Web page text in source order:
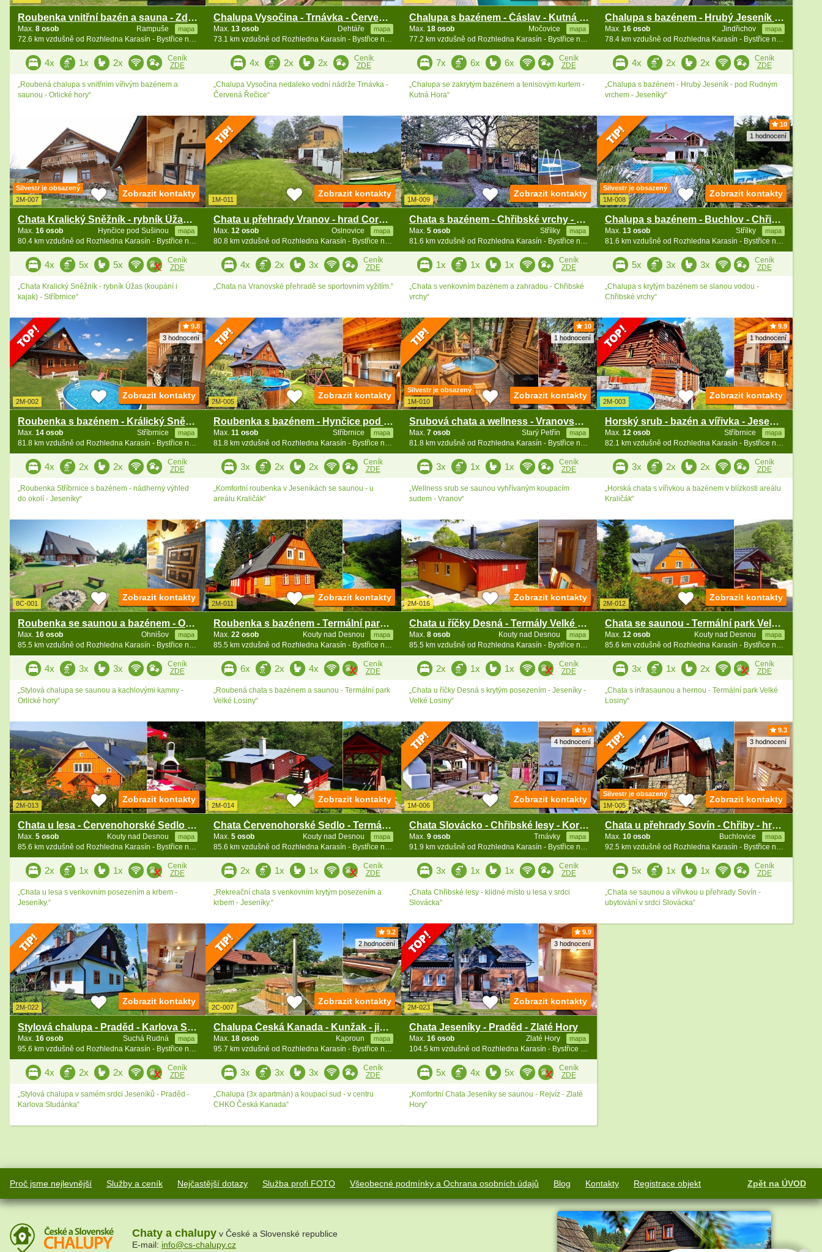
Roubenka vnitřní bazén a sauna - Zdobnice
Rampuše mapa
Max. 8 osob
72.6 km vzdušně od Rozhledna Karasín - Bystřice n. Pernšt.
4x 1x 2x
Ceník
ZDE
„Roubená chalupa s vnitřním vířivým bazénem a
saunou - Orlické hory“
Chalupa Vysočina - Trnávka - Červená Řečice
Dehtáře mapa
Max. 13 osob
73.1 km vzdušně od Rozhledna Karasín - Bystřice n. Pernšt.
4x 2x 2x
Ceník
ZDE
„Chalupa Vysočina nedaleko vodní nádrže Trnávka -
Červená Řečice“
Chalupa s bazénem - Čáslav - Kutná Hora
Močovice mapa
Max. 18 osob
77.2 km vzdušně od Rozhledna Karasín - Bystřice n. Pernšt.
7x 6x 6x
Ceník
ZDE
„Chalupa se zakrytým bazénem a tenisovým kurtem -
Kutná Hora“
Chalupa s bazénem - Hrubý Jeseník - Rudný vrch
Jindřichov mapa
Max. 16 osob
78.4 km vzdušně od Rozhledna Karasín - Bystřice n. Pernšt.
4x 2x 2x
Ceník
ZDE
„Chalupa s bazénem - Hrubý Jeseník - pod Rudným
vrchem - Jeseníky“
Silvestr je obsazený
2M-007
Chata Kralický Sněžník - rybník Úžas - Stříbrnice
Hynčice pod Sušinou mapa
Max. 16 osob
80.4 km vzdušně od Rozhledna Karasín - Bystřice n. Pernšt.
Zobrazit kontakty
4x 5x 5x
Ceník
ZDE
„Chata Kralický Sněžník - rybník Úžas (koupání i
kajak) - Stříbrnice“
1M-011
Chata u přehrady Vranov - hrad Cornštejn a Bítov
Oslnovice mapa
Max. 12 osob
80.8 km vzdušně od Rozhledna Karasín - Bystřice n. Pernšt.
Zobrazit kontakty
4x 2x 3x
Ceník
ZDE
„Chata na Vranovské přehradě se sportovním vyžitím.“
1M-009
Chata s bazénem - Chřibské vrchy - Koryčany
Střílky mapa
Max. 5 osob
81.6 km vzdušně od Rozhledna Karasín - Bystřice n. Pernšt.
Zobrazit kontakty
1x 1x 1x
Ceník
ZDE
„Chata s venkovním bazénem a zahradou - Chřibské
vrchy“
10
1 hodnocení
Silvestr je obsazený
1M-008
Chalupa s bazénem - Buchlov - Chřibské vrchy
Střílky mapa
Max. 13 osob
81.6 km vzdušně od Rozhledna Karasín - Bystřice n. Pernšt.
Zobrazit kontakty
5x 3x 3x
Ceník
ZDE
„Chalupa s krytým bazénem se slanou vodou -
Chřibské vrchy“
9.8
3 hodnocení
2M-002
Roubenka s bazénem - Králický Sněžník - Jeseníky
Stříbrnice mapa
Max. 14 osob
81.8 km vzdušně od Rozhledna Karasín - Bystřice n. Pernšt.
Zobrazit kontakty
4x 2x 2x
Ceník
ZDE
„Roubenka Stříbrnice s bazénem - nádherný výhled
do okolí - Jeseníky“
2M-005
Roubenka s bazénem - Hynčice pod Sušinou
Stříbrnice mapa
Max. 11 osob
81.8 km vzdušně od Rozhledna Karasín - Bystřice n. Pernšt.
Zobrazit kontakty
3x 2x 2x
Ceník
ZDE
„Komfortní roubenka v Jeseníkách se saunou - u
areálu Kraličák“
10
1 hodnocení
Silvestr je obsazený
1M-010
Srubová chata a wellness - Vranovská přehrada
Starý Petřín mapa
Max. 7 osob
81.8 km vzdušně od Rozhledna Karasín - Bystřice n. Pernšt.
Zobrazit kontakty
3x 1x 1x
Ceník
ZDE
„Wellness srub se saunou vyhřívaným koupacím
sudem - Vranov“
9.9
1 hodnocení
2M-003
Horský srub - bazén a vířivka - Jeseníky - Kraličák
Stříbrnice mapa
Max. 12 osob
82.1 km vzdušně od Rozhledna Karasín - Bystřice n. Pernšt.
Zobrazit kontakty
3x 2x 2x
Ceník
ZDE
„Horská chata s vířivkou a bazénem v blízkosti areálu
Kraličák“
8C-001
Roubenka se saunou a bazénem - Orlické hory
Ohnišov mapa
Max. 16 osob
85.5 km vzdušně od Rozhledna Karasín - Bystřice n. Pernšt.
Zobrazit kontakty
4x 3x 3x
Ceník
ZDE
„Stylová chalupa se saunou a kachlovými kamny -
Orlické hory“
2M-011
Roubenka s bazénem - Termální park Velké Losiny
Kouty nad Desnou mapa
Max. 22 osob
85.5 km vzdušně od Rozhledna Karasín - Bystřice n. Pernšt.
Zobrazit kontakty
6x 2x 4x
Ceník
ZDE
„Roubená chata s bazénem a saunou - Termální park
Velké Losiny“
2M-016
Chata u říčky Desná - Termály Velké losiny
Kouty nad Desnou mapa
Max. 8 osob
85.5 km vzdušně od Rozhledna Karasín - Bystřice n. Pernšt.
Zobrazit kontakty
2x 1x 1x
Ceník
ZDE
„Chata u říčky Desná s krytým posezením - Jeseníky -
Velké Losiny“
2M-012
Chata se saunou - Termální park Velké Losiny
Kouty nad Desnou mapa
Max. 12 osob
85.6 km vzdušně od Rozhledna Karasín - Bystřice n. Pernšt.
Zobrazit kontakty
3x 1x 2x
Ceník
ZDE
„Chata s infrasaunou a hernou - Termální park Velké
Losiny“
2M-013
Chata u lesa - Červenohorské Sedlo - Velké Losiny
Kouty nad Desnou mapa
Max. 5 osob
85.6 km vzdušně od Rozhledna Karasín - Bystřice n. Pernšt.
Zobrazit kontakty
2x 1x 1x
Ceník
ZDE
„Chata u lesa s venkovním posezením a krbem -
Jeseníky.“
2M-014
Chata Červenohorské Sedlo - Termály Velké Losiny
Kouty nad Desnou mapa
Max. 5 osob
85.6 km vzdušně od Rozhledna Karasín - Bystřice n. Pernšt.
Zobrazit kontakty
2x 1x 1x
Ceník
ZDE
„Rekreační chata s venkovním krytým posezením a
krbem - Jeseníky.“
9.9
4 hodnocení
1M-006
Chata Slovácko - Chřibské lesy - Koryčany
Trnávky mapa
Max. 9 osob
91.9 km vzdušně od Rozhledna Karasín - Bystřice n. Pernšt.
Zobrazit kontakty
3x 1x 1x
Ceník
ZDE
„Chata Chřibské lesy - klidné místo u lesa v srdci
Slovácka“
9.3
3 hodnocení
Silvestr je obsazený
1M-005
Chata u přehrady Sovín - Chřiby - hrad Buchlov
Buchlovice mapa
Max. 10 osob
92.5 km vzdušně od Rozhledna Karasín - Bystřice n. Pernšt.
Zobrazit kontakty
5x 1x 1x
Ceník
ZDE
„Chata se saunou a vířivkou u přehrady Sovín -
ubytování v srdci Slovácka“
2M-022
Stylová chalupa - Praděd - Karlova Studánka
Suchá Rudná mapa
Max. 16 osob
95.6 km vzdušně od Rozhledna Karasín - Bystřice n. Pernšt.
Zobrazit kontakty
4x 2x 2x
Ceník
ZDE
„Stylová chalupa v samém srdci Jeseníků - Praděd -
Karlova Studánka“
9.2
2 hodnocení
2C-007
Chalupa Česká Kanada - Kunžak - jižní Čechy
Kaproun mapa
Max. 18 osob
95.7 km vzdušně od Rozhledna Karasín - Bystřice n. Pernšt.
Zobrazit kontakty
3x 3x 3x
Ceník
ZDE
„Chalupa (3x apartmán) a koupací sud - v centru
CHKO Česká Kanada“
9.9
3 hodnocení
2M-023
Chata Jeseníky - Praděd - Zlaté Hory
Zlaté Hory mapa
Max. 16 osob
104.5 km vzdušně od Rozhledna Karasín - Bystřice n. Pernšt.
Zobrazit kontakty
5x 4x 5x
Ceník
ZDE
„Komfortní Chata Jeseníky se saunou - Rejvíz - Zlaté
Hory“
Proč jsme nejlevnější Služby a ceník Nejčastější dotazy Služba profi FOTO Všeobecné podmínky a Ochrana osobních údajů Blog Kontakty Registrace objekt Zpět na ÚVOD
Chaty a chalupy v České a Slovenské republice
E-mail: info@cs-chalupy.cz